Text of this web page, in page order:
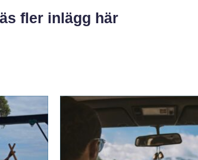
fler inlägg här